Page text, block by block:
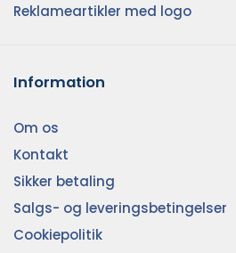
Reklameartikler med logo
Information
Om os
Kontakt
Sikker betaling
Salgs- og leveringsbetingelser
Cookiepolitik